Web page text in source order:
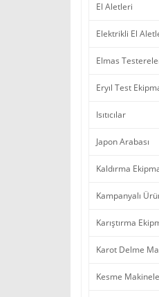
El Aletleri
Elektrikli El
Elmas
Eryıl Test
Isıtıcılar
Japon Arabası
Kaldırma
Kampanyalı
Karıştırma
Karot Delme
Kesme